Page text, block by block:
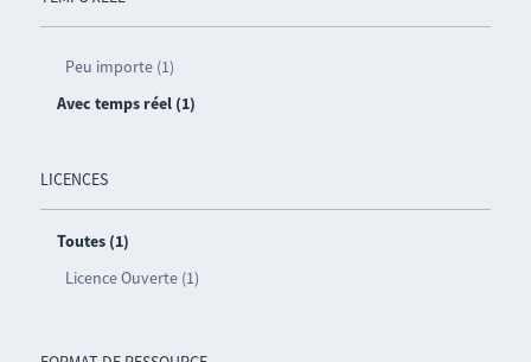
Peu importe (1)
Avec temps réel (1)
LICENCES
Toutes (1)
Licence Ouverte (1)